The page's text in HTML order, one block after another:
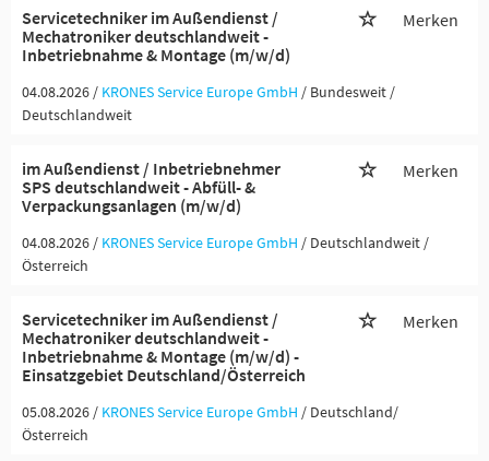
Servicetechniker im Außendienst /
Mechatroniker deutschlandweit -
Inbetriebnahme & Montage (m/w/d)
Merken
04.08.2026 / KRONES Service Europe GmbH / Bundesweit /
Deutschlandweit
im Außendienst / Inbetriebnehmer
SPS deutschlandweit - Abfüll- &
Verpackungsanlagen (m/w/d)
Merken
04.08.2026 / KRONES Service Europe GmbH / Deutschlandweit /
Österreich
Servicetechniker im Außendienst /
Mechatroniker deutschlandweit -
Inbetriebnahme & Montage (m/w/d) -
Einsatzgebiet Deutschland/Österreich
Merken
05.08.2026 / KRONES Service Europe GmbH / Deutschland/
Österreich